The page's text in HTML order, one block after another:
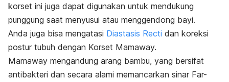
korset ini juga dapat digunakan untuk mendukung
punggung saat menyusui atau menggendong bayi.
Anda juga bisa mengatasi Diastasis Recti dan koreksi
postur tubuh dengan Korset Mamaway.
Mamaway mengandung arang bambu, yang bersifat
antibakteri dan secara alami memancarkan sinar Far-